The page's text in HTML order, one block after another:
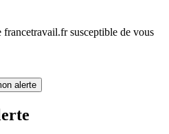
susceptible de vous
alerte